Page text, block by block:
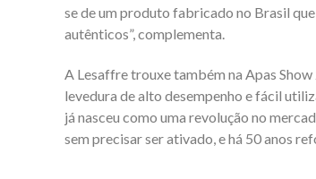
se de um produto fabricado no Brasil
autênticos”, complementa.
A Lesaffre trouxe também na Apas
levedura de alto desempenho e fácil
já nasceu como uma revolução no
sem precisar ser ativado, e há 50 anos